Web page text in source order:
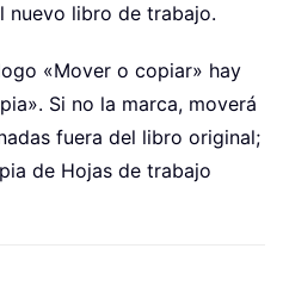
nuevo libro de trabajo.
«Mover o copiar» hay
Si no la marca, moverá
fuera del libro original;
de Hojas de trabajo